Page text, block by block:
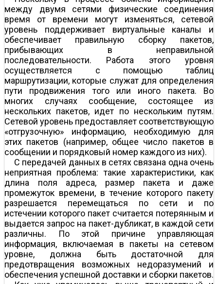
между двумя сетями физические соединения
время от времени могут изменяться, сетевой
уровень поддерживает виртуальные каналы и
обеспечивает правильную сборку пакетов,
прибывающих в неправильной
последовательности. Работа этого уровня
осуществляется с помощью таблиц
маршрутизации, которые служат для определения
пути продвижения того или иного пакета. Во
многих случаях сообщение, состоящее из
нескольких пакетов, идет по нескольким путям.
Сетевой уровень предоставляет соответствующую
«отгрузочную» информацию, необходимую для
этих пакетов (например, общее число пакетов в
сообщении и порядковый номер каждого из них).
С передачей данных в сетях связана одна очень
неприятная проблема: такие характеристики, как
длина поля адреса, размер пакета и даже
промежуток времени, в течение которого пакету
разрешается перемещаться по сети и по
истечении которого пакет считается потерянным и
выдается запрос на пакет-дубликат, в каждой сети
различны. По этой причине управляющая
информация, включаемая в пакеты на сетевом
уровне, должна быть достаточной для
предотвращения возможных недоразумений и
обеспечения успешной доставки и сборки пакетов.